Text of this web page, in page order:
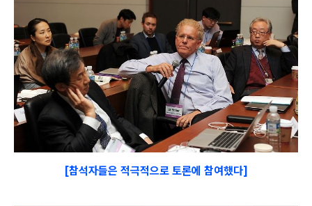
[참석자들은 적극적으로 토론에 참여했다]